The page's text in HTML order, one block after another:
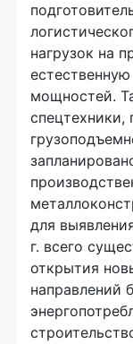
нагрузок на
мощностей.
спецтехники,
для
г. всего
открытия
направлений